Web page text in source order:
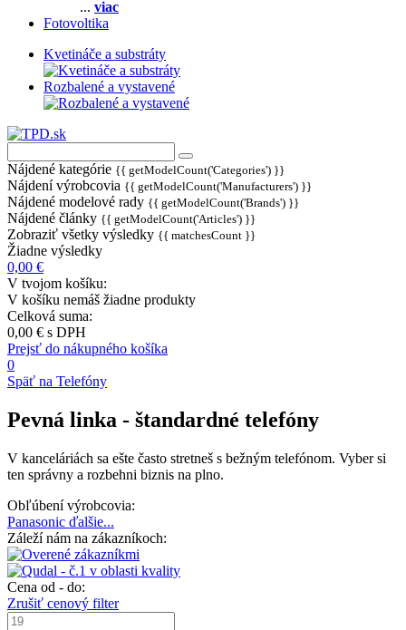
... viac
Fotovoltika
Kvetináče a substráty
Rozbalené a vystavené
Nájdené kategórie {{ getModelCount('Categories') }}
Nájdení výrobcovia {{ getModelCount('Manufacturers') }}
Nájdené modelové rady {{ getModelCount('Brands') }}
Nájdené články {{ getModelCount('Articles') }}
Zobraziť všetky výsledky {{ matchesCount }}
Žiadne výsledky
0,00 €
V tvojom košíku:
V košíku nemáš žiadne produkty
Celková suma:
0,00 € s DPH
Prejsť do nákupného košíka
0
Späť na Telefóny
Pevná linka - štandardné telefóny
V kanceláriách sa ešte často stretneš s bežným telefónom. Vyber si
ten správny a rozbehni biznis na plno.
Obľúbení výrobcovia:
Panasonic ďalšie...
Záleží nám na zákazníkoch:
Cena od - do:
Zrušiť cenový filter